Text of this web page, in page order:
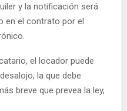
y la notificación será
en el contrato por el
el locador puede
la que debe
breve que prevea la ley,